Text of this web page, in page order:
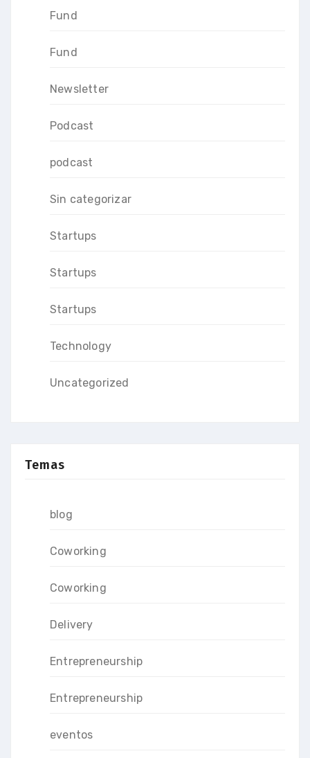
Fund
Fund
Newsletter
Podcast
podcast
Sin categorizar
Startups
Startups
Startups
Technology
Uncategorized
Temas
blog
Coworking
Coworking
Delivery
Entrepreneurship
Entrepreneurship
eventos